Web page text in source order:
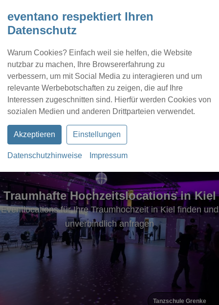
eventano respektiert Ihren
Datenschutz
Warum Cookies? Einfach weil sie helfen, die Website
nutzbar zu machen, Ihre Browsererfahrung zu
verbessern, um mit Social Media zu interagieren und um
relevante Werbebotschaften zu zeigen, die auf Ihre
Interessen zugeschnitten sind. Hierfür werden Cookies von
sozialen Medien und anderen Drittparteien verwendet.
Akzeptieren Einstellungen
Datenschutzhinweise Impressum
Kontakt Location eintragen Profil
Traumhafte Hochzeitslocations in Kiel
Eventlocations für Ihre Traumhochzeit in Kiel finden und
unverbindlich anfragen
Tanzschule Grenke